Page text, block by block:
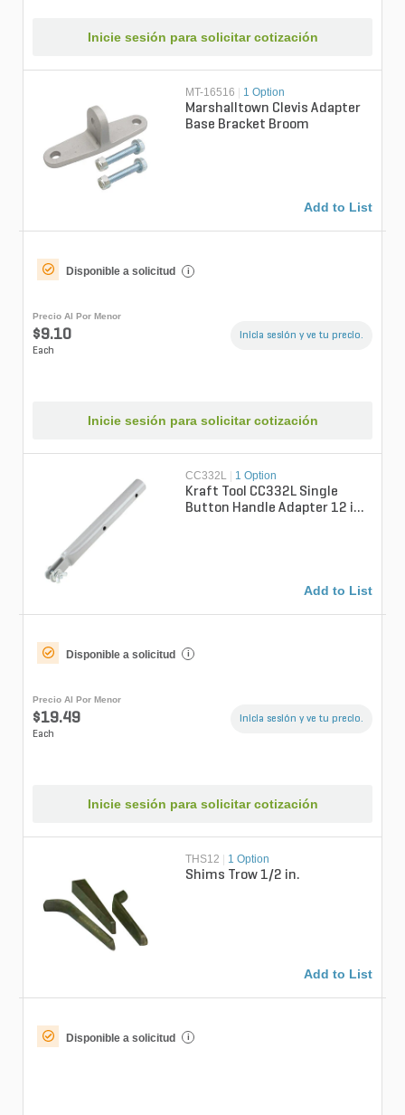
Inicie sesión para solicitar cotización
MT-16516 1 Option
Marshalltown Clevis Adapter
Base Bracket Broom
Add to List
Disponible a solicitud i
Precio Al Por Menor
$9.10
Each
Inicia sesión y ve tu precio.
Inicie sesión para solicitar cotización
CC332L | 1 Option
Kraft Tool CC332L Single
Button Handle Adapter 12 in.
Add to List
Disponible a solicitud i
Precio Al Por Menor
$19.49
Each
Inicia sesión y ve tu precio.
Inicie sesión para solicitar cotización
THS12 | 1 Option
Shims Trow 1/2 in.
Add to List
Disponible a solicitud i